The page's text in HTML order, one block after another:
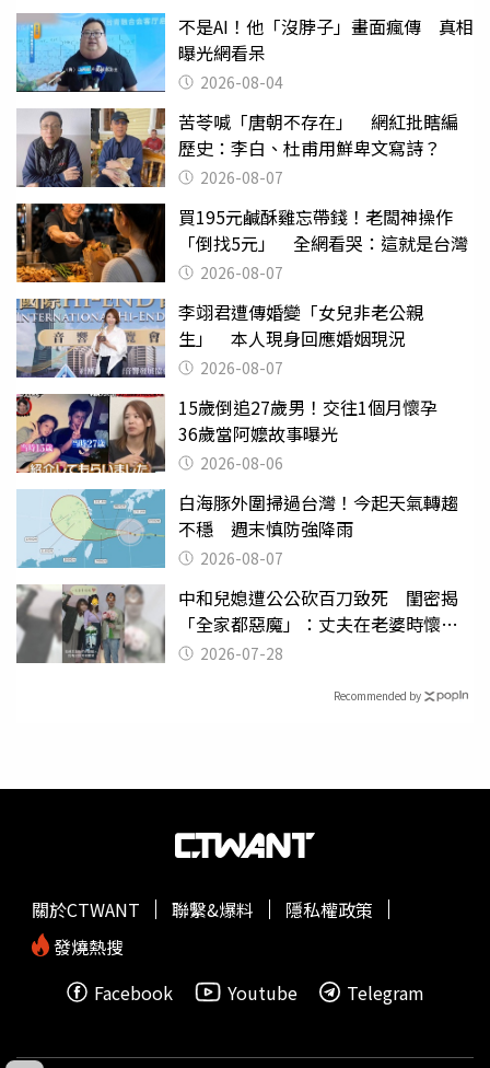
不是AI！他「沒脖子」畫面瘋傳 真相
曝光網看呆
2026-08-04
苦苓喊「唐朝不存在」 網紅批瞎編
歷史：李白、杜甫用鮮卑文寫詩？
2026-08-07
買195元鹹酥雞忘帶錢！老闆神操作
「倒找5元」 全網看哭：這就是台灣
2026-08-07
李翊君遭傳婚變「女兒非老公親
生」 本人現身回應婚姻現況
2026-08-07
15歲倒追27歲男！交往1個月懷孕
36歲當阿嬤故事曝光
2026-08-06
白海豚外圍掃過台灣！今起天氣轉趨
不穩 週末慎防強降雨
2026-08-07
中和兒媳遭公公砍百刀致死 閨密揭
「全家都惡魔」：丈夫在老婆時懷孕
摔東西
2026-07-28
Recommended by
關於CTWANT 聯繫&爆料
隱私權政策
發燒熱搜
Facebook
Youtube Telegram